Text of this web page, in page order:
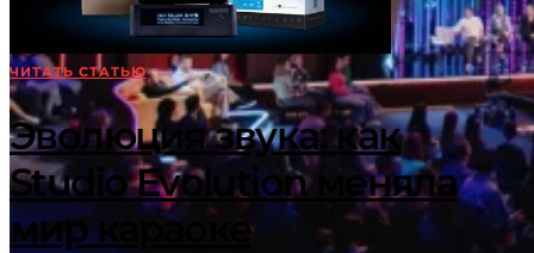
ЧИТАТЬ СТАТЬЮ
Эволюция звука: как
Studio Evolution меняла
мир караоке